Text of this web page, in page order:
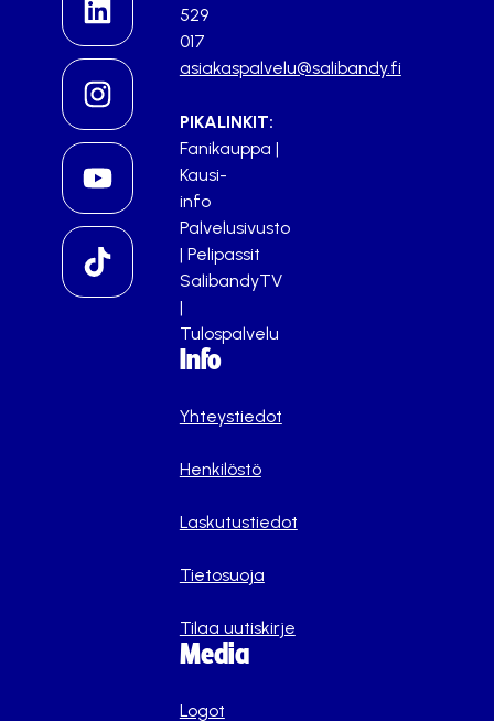
529
017
asiakaspalvelu@salibandy.fi
PIKALINKIT:
Fanikauppa |
Kausi-
info
Palvelusivusto
| Pelipassit
SalibandyTV
|
Tulospalvelu
Info
Yhteystiedot
Henkilöstö
Laskutustiedot
Tietosuoja
Tilaa uutiskirje
Media
Logot